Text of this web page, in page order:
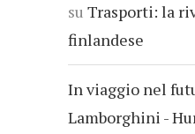
su Trasporti: la
finlandese
In viaggio nel
Lamborghini -